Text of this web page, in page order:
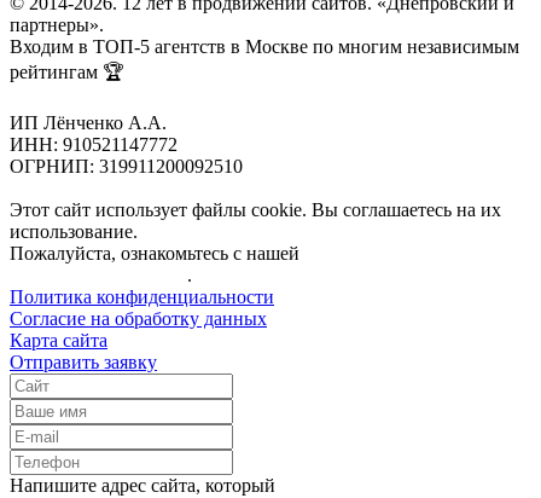
партнеры».
Входим в ТОП-5 агентств в Москве по многим независимым
рейтингам 🏆
ИП Лёнченко А.А.
ИНН: 910521147772
ОГРНИП: 319911200092510
Этот сайт использует файлы cookie. Вы соглашаетесь на их
использование.
Пожалуйста, ознакомьтесь с нашей
.
Политика конфиденциальности
Согласие на обработку данных
Карта сайта
Отправить заявку
Напишите адрес сайта, который